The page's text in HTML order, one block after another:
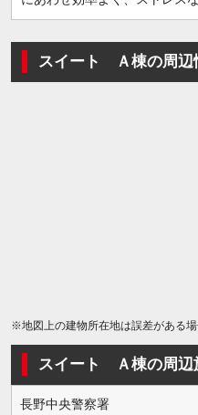
スイート Ａ棟の周辺
※地図上の建物所在地は誤差がある
スイート Ａ棟の周辺
長野中央警察署